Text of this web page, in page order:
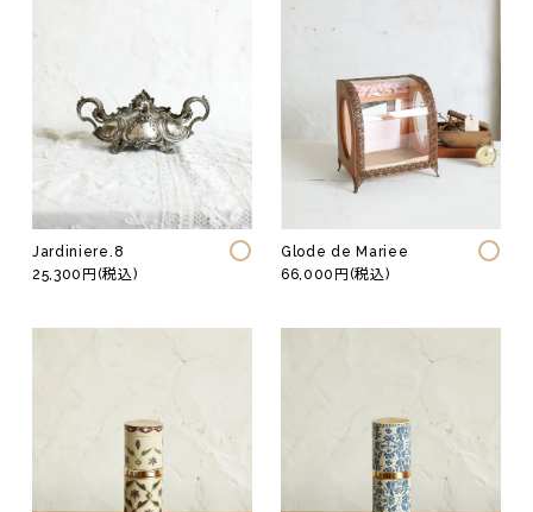
Jardiniere.8
25,300円(税込)
Glode de Mariee
66,000円(税込)